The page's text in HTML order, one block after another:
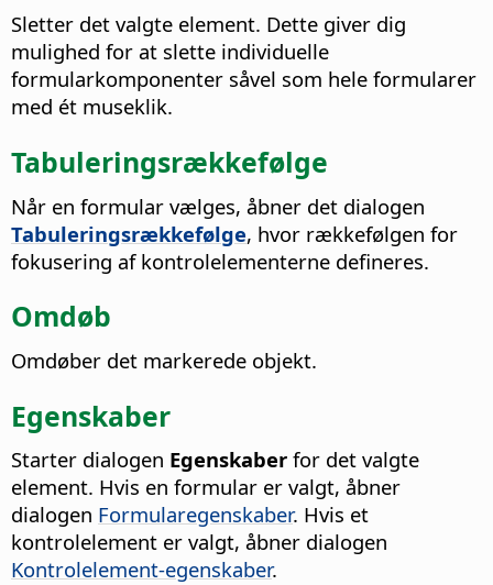
Sletter det valgte element. Dette giver dig
mulighed for at slette individuelle
formularkomponenter såvel som hele formularer
med ét museklik.
Tabuleringsrækkefølge
Når en formular vælges, åbner det dialogen
Tabuleringsrækkefølge, hvor rækkefølgen for
fokusering af kontrolelementerne defineres.
Omdøb
Omdøber det markerede objekt.
Egenskaber
Starter dialogen Egenskaber for det valgte
element. Hvis en formular er valgt, åbner
dialogen Formularegenskaber. Hvis et
kontrolelement er valgt, åbner dialogen
Kontrolelement-egenskaber.